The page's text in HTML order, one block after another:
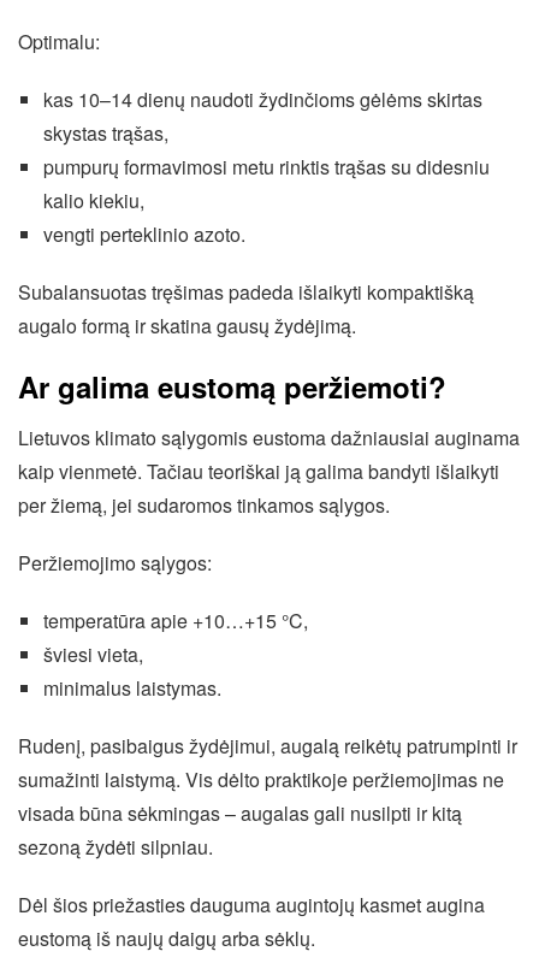
Optimalu:
kas 10–14 dienų naudoti žydinčioms gėlėms skirtas
skystas trąšas,
pumpurų formavimosi metu rinktis trąšas su didesniu
kalio kiekiu,
vengti perteklinio azoto.
Subalansuotas tręšimas padeda išlaikyti kompaktišką
augalo formą ir skatina gausų žydėjimą.
Ar galima eustomą peržiemoti?
Lietuvos klimato sąlygomis eustoma dažniausiai auginama
kaip vienmetė. Tačiau teoriškai ją galima bandyti išlaikyti
per žiemą, jei sudaromos tinkamos sąlygos.
Peržiemojimo sąlygos:
temperatūra apie +10…+15 °C,
šviesi vieta,
minimalus laistymas.
Rudenį, pasibaigus žydėjimui, augalą reikėtų patrumpinti ir
sumažinti laistymą. Vis dėlto praktikoje peržiemojimas ne
visada būna sėkmingas – augalas gali nusilpti ir kitą
sezoną žydėti silpniau.
Dėl šios priežasties dauguma augintojų kasmet augina
eustomą iš naujų daigų arba sėklų.